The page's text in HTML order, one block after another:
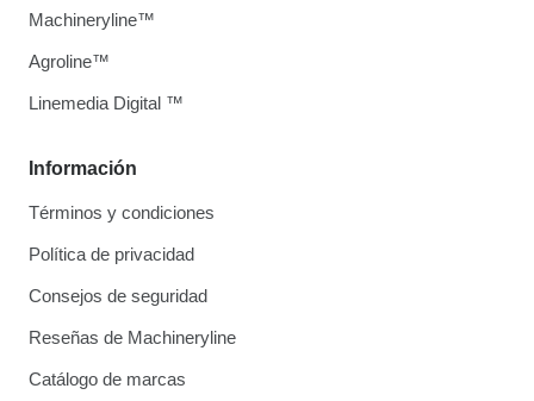
Información
Términos y condiciones
Política de privacidad
Consejos de seguridad
Reseñas de Machineryline
Catálogo de marcas
Machineryline™
Agroline™
Linemedia Digital ™